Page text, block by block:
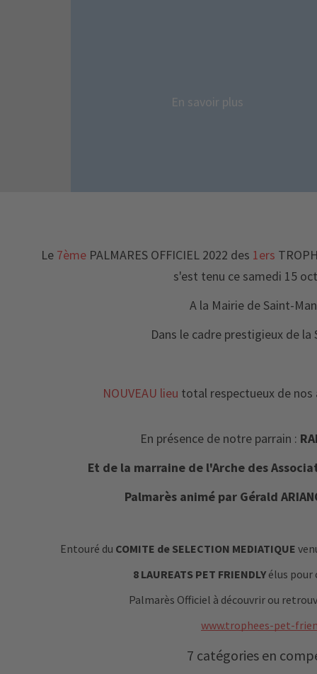
En savoir plus
Le 7èmePALMARES OFFICIEL 2022 des 1ers
s'est tenu ce samedi 15
A la Mairie de Saint-
Dans le cadre prestigieux de la
NOUVEAU lieu total respectueux de
En présence de notre parrain :
Et de la marraine de l'Arche des
Palmarès animé par Gérald
Entouré du COMITE de SELECTION MEDIATIQUE
8 LAUREATS PET FRIENDLY élus pour
Palmarès Officiel à découvrir ou
www.trophees-pet-
7 catégories en